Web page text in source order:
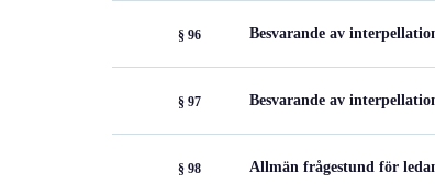
§ 96 Besvarande av
§ 97 Besvarande av
§ 98 Allmän frågestund för